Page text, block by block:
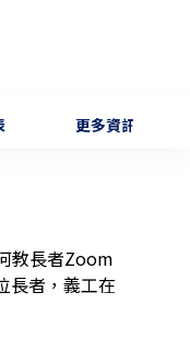
更多資訊
教長者Zoom
長者，義工在